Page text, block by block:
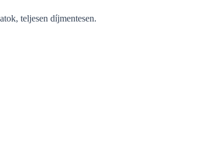
teljesen díjmentesen.